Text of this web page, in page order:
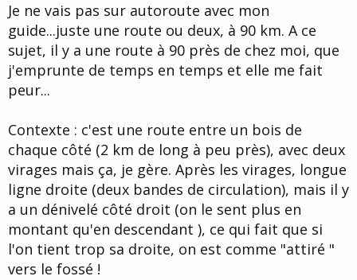
Je ne vais pas sur autoroute avec mon
guide...juste une route ou deux, à 90 km. A ce
sujet, il y a une route à 90 près de chez moi, que
j'emprunte de temps en temps et elle me fait
peur...
Contexte : c'est une route entre un bois de
chaque côté (2 km de long à peu près), avec deux
virages mais ça, je gère. Après les virages, longue
ligne droite (deux bandes de circulation), mais il y
a un dénivelé côté droit (on le sent plus en
montant qu'en descendant ), ce qui fait que si
l'on tient trop sa droite, on est comme "attiré "
vers le fossé !